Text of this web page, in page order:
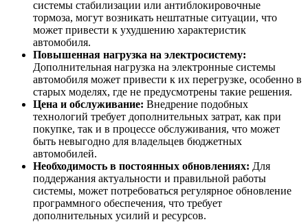
системы стабилизации или антиблокировочные
тормоза, могут возникать нештатные ситуации, что
может привести к ухудшению характеристик
автомобиля.
Повышенная нагрузка на электросистему:
Дополнительная нагрузка на электронные системы
автомобиля может привести к их перегрузке, особенно в
старых моделях, где не предусмотрены такие решения.
Цена и обслуживание: Внедрение подобных
технологий требует дополнительных затрат, как при
покупке, так и в процессе обслуживания, что может
быть невыгодно для владельцев бюджетных
автомобилей.
Необходимость в постоянных обновлениях: Для
поддержания актуальности и правильной работы
системы, может потребоваться регулярное обновление
программного обеспечения, что требует
дополнительных усилий и ресурсов.